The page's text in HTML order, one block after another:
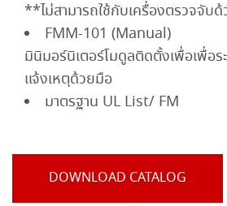
**ไม่สามารถใช้กับเครื่องตรวจจับ
FMM-101 (Manual)
มินิมอร์นิเตอร์โมดูลติดตั้งเพื่อเพื่อ
แจ้งเหตุด้วยมือ
มาตรฐาน UL List/ FM
DOWNLOAD CATALOG